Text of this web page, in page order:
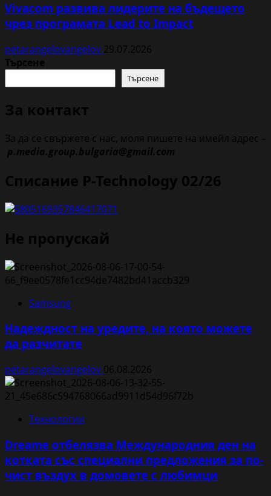
Vivacom развива лидерите на бъдещето
чрез програмата Lead to Impact
petarangelovangelov 29.07.2026
Търсене
Търсене
За контакт
За да се свържете с нас, моля пишете на имейл адрес –
p.media.group.bulgaria@gmail.com
Списание P-Technology 02/26
Не пропускай
Samsung
Надеждност на уредите, на която можете
да разчитате
petarangelovangelov 06.08.2026
Технологии
Dreame отбелязва Международния ден на
котката със специални предложения за по-
чист въздух в домовете с любимци